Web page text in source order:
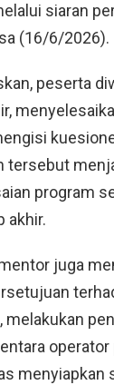
siaran
(16/6/2026).
peserta
tersebut
program
akhir.
juga
melakukan
menyiapkan